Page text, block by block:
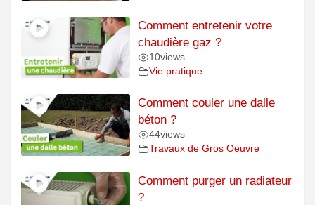
Comment entretenir votre
chaudière gaz ?
10views
Vie pratique
Comment couler une dalle
béton ?
44views
Travaux de Gros Oeuvre
Comment purger un radiateur
?